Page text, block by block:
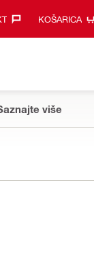
KOŠARICA
više